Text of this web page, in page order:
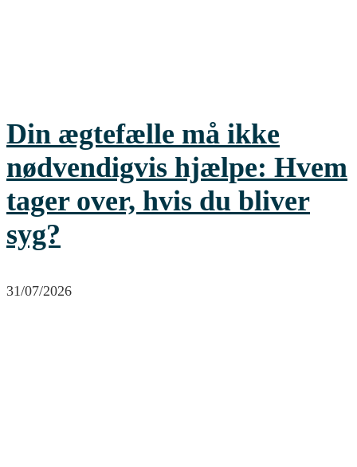
Din ægtefælle må ikke
nødvendigvis hjælpe: Hvem
tager over, hvis du bliver
syg?
31/07/2026